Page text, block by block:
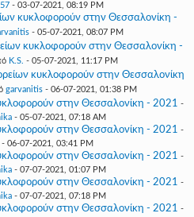
- 03-07-2021, 08:19 PM
κυκλοφορούν στην Θεσσαλονίκη -
- 05-07-2021, 08:07 PM
κυκλοφορούν στην Θεσσαλονίκη -
K.S. - 05-07-2021, 11:17 PM
κυκλοφορούν στην Θεσσαλονίκη
garvanitis - 06-07-2021, 01:38 PM
στην Θεσσαλονίκη - 2021 -
- 05-07-2021, 07:18 AM
στην Θεσσαλονίκη - 2021 -
06-07-2021, 03:41 PM
στην Θεσσαλονίκη - 2021 -
- 07-07-2021, 01:07 PM
στην Θεσσαλονίκη - 2021 -
- 07-07-2021, 07:18 PM
στην Θεσσαλονίκη - 2021 -